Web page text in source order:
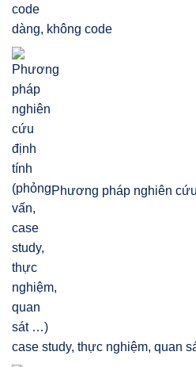
dàng, không code
Phương pháp nghiên
case study, thực nghiệm, quan